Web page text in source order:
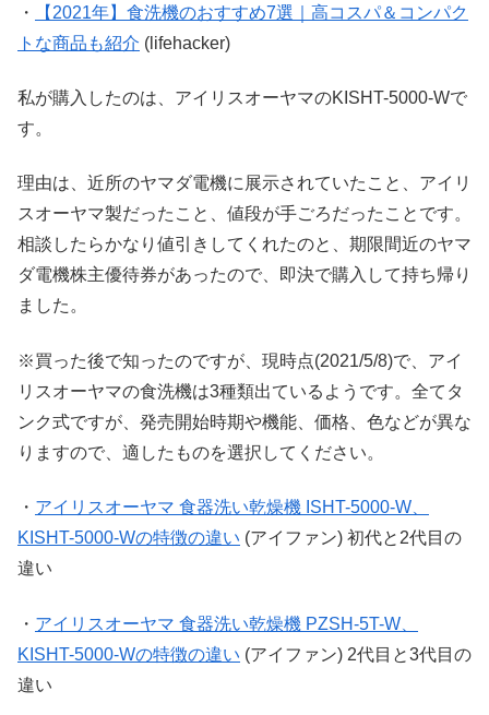
・
【2021年】食洗機のおすすめ7選｜高コスパ＆コンパク
トな商品も紹介 (lifehacker)
私が購入したのは、アイリスオーヤマのKISHT-5000-Wで
す。
理由は、近所のヤマダ電機に展示されていたこと、アイリ
スオーヤマ製だったこと、値段が手ごろだったことです。
相談したらかなり値引きしてくれたのと、期限間近のヤマ
ダ電機株主優待券があったので、即決で購入して持ち帰り
ました。
※買った後で知ったのですが、現時点(2021/5/8)で、アイ
リスオーヤマの食洗機は3種類出ているようです。全てタ
ンク式ですが、発売開始時期や機能、価格、色などが異な
りますので、適したものを選択してください。
・ アイリスオーヤマ 食器洗い乾燥機 ISHT-5000-W、
KISHT-5000-Wの特徴の違い (アイファン) 初代と2代目の
違い
・ アイリスオーヤマ 食器洗い乾燥機 PZSH-5T-W、
KISHT-5000-Wの特徴の違い (アイファン) 2代目と3代目の
違い